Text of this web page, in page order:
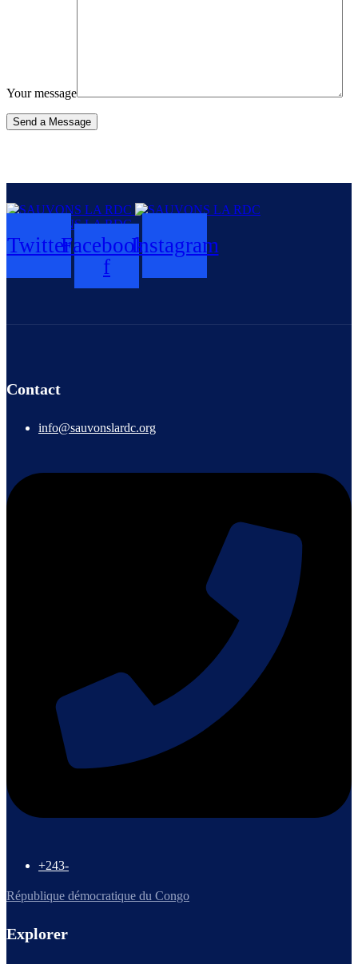
Your message
Send a Message
TwitterFacebook-
f
Instagram
Contact
info@sauvonslardc.org
+243-
République démocratique du Congo
Explorer